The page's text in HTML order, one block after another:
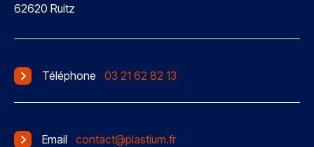
62620 Ruitz
Téléphone 03 21 62 82 13
Email contact@plastium.fr